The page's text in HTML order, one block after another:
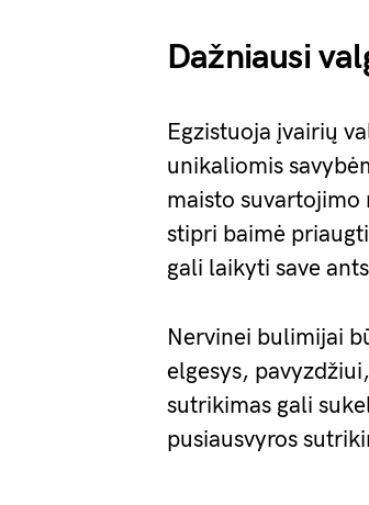
Dažniausi
Egzistuoja įvairių
unikaliomis
maisto suvartojimo
stipri baimė
gali laikyti save
Nervinei bulimijai
elgesys,
sutrikimas gali
pusiausvyros